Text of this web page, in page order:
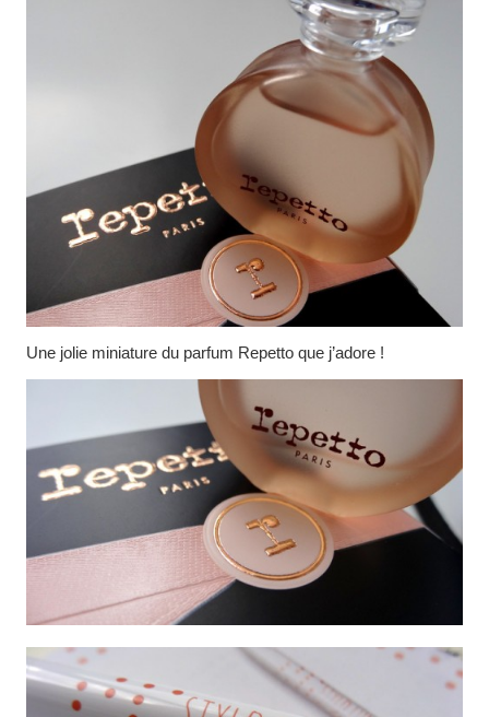
Une jolie miniature du parfum Repetto que j’adore !